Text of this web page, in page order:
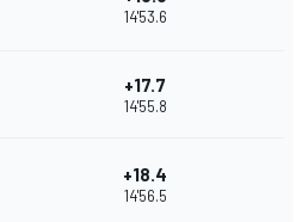
14'53.6
+17.7
14'55.8
+18.4
14'56.5